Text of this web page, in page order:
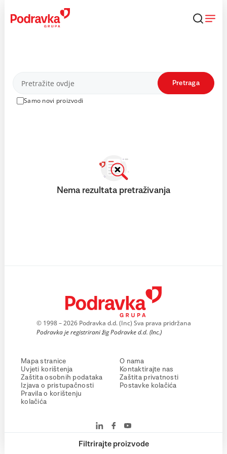
content
Proizvodi
Samo novi proizvodi
Pretraga
Filtrirajte proizvode
Nema rezultata pretraživanja
© 1998 – 2026 Podravka d.d. (Inc) Sva prava pridržana
Podravka je registrirani žig Podravke d.d. (Inc.)
Mapa stranice
Uvjeti korištenja
Zaštita osobnih podataka
Izjava o pristupačnosti
Pravila o korištenju
kolačića
O nama
Kontaktirajte nas
Zaštita privatnosti
Postavke kolačića